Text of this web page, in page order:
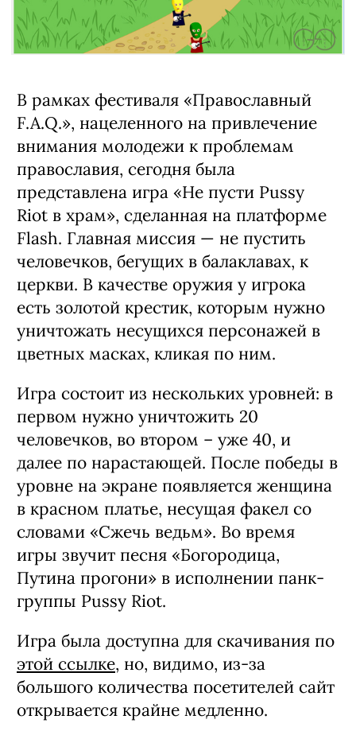
В рамках фестиваля «Православный
F.A.Q.», нацеленного на привлечение
внимания молодежи к проблемам
православия, сегодня была
представлена игра «Не пусти Pussy
Riot в храм», сделанная на платформе
Flash. Главная миссия — не пустить
человечков, бегущих в балаклавах, к
церкви. В качестве оружия у игрока
есть золотой крестик, которым нужно
уничтожать несущихся персонажей в
цветных масках, кликая по ним.
Игра состоит из нескольких уровней: в
первом нужно уничтожить 20
человечков, во втором – уже 40, и
далее по нарастающей. После победы в
уровне на экране появляется женщина
в красном платье, несущая факел со
словами «Сжечь ведьм». Во время
игры звучит песня «Богородица,
Путина прогони» в исполнении панк-
группы Pussy Riot.
Игра была доступна для скачивания по
этой ссылке, но, видимо, из-за
большого количества посетителей сайт
открывается крайне медленно.